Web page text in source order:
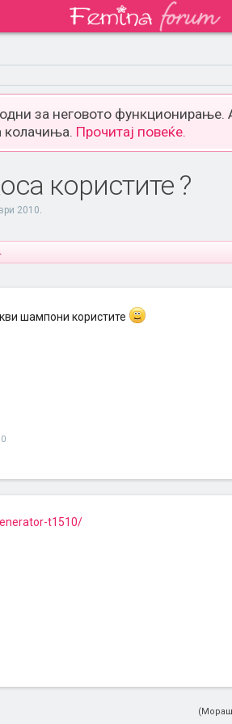
за неговото
колачиња. Прочитај повеќе.
користите ?
2010.
шампони користите
t1510/
(Мораш